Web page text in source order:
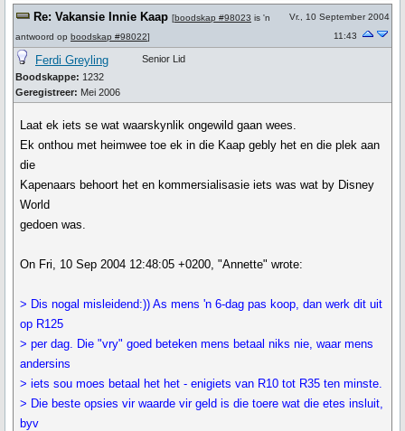
Re: Vakansie Innie Kaap [boodskap #98023 is 'n
antwoord op boodskap #98022]
Vr., 10 September 2004
11:43
Ferdi Greyling
Boodskappe: 1232
Geregistreer: Mei 2006
Senior Lid
Laat ek iets se wat waarskynlik ongewild gaan wees.
Ek onthou met heimwee toe ek in die Kaap gebly het en die plek aan
die
Kapenaars behoort het en kommersialisasie iets was wat by Disney
World
gedoen was.
On Fri, 10 Sep 2004 12:48:05 +0200, "Annette" wrote:
> Dis nogal misleidend:)) As mens 'n 6-dag pas koop, dan werk dit uit
op R125
> per dag. Die "vry" goed beteken mens betaal niks nie, waar mens
andersins
> iets sou moes betaal het het - enigiets van R10 tot R35 ten minste.
> Die beste opsies vir waarde vir geld is die toere wat die etes insluit,
byv